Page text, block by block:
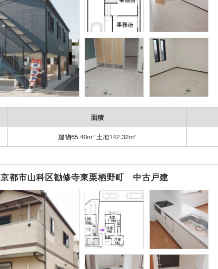
面積
建物65.40m² 土地142.32m²
京都市山科区勧修寺東栗栖野町 中古戸建